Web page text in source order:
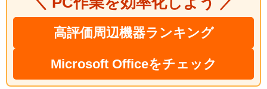
高評価周辺機器ランキング
Microsoft Officeをチェック